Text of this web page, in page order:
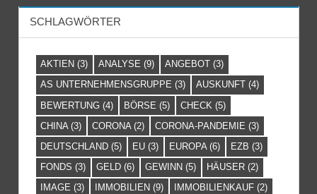
SCHLAGWÖRTER
AKTIEN (3) ANALYSE (9) ANGEBOT (3)
AS UNTERNEHMENSGRUPPE (3) AUSKUNFT (4)
BEWERTUNG (4) BÖRSE (5) CHECK (5)
CHINA (3) CORONA (2) CORONA-PANDEMIE (3)
DEUTSCHLAND (5) EU (3) EUROPA(6) EZB (3)
FONDS (3) GELD (6) GEWINN (5) HÄUSER (2)
IMAGE (3) IMMOBILIEN (9) IMMOBILIENKAUF (2)